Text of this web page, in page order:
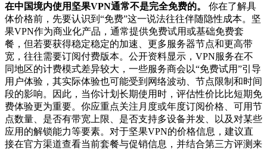
在中国境内使用坚果VPN通常不是完全免费的。
你在了解具
体价格前，先要认识到“免费”这一说法往往伴随隐性成本。坚
果VPN作为商业化产品，通常提供免费试用或基础免费套
餐，但若要获得稳定稳定的加速、更多服务器节点和更高带
宽，往往需要订阅付费版本。公开资料显示，VPN服务在不
同地区的计费模式差异较大，一些服务商会以“免费试用”引导
用户体验，其实际体验也可能受到网络波动、节点限制和时间
段的影响。因此，当你计划长期使用时，评估性价比比短期免
费体验更为重要。你应重点关注月度或年度订阅价格、可用节
点数量、是否有带宽上限、是否支持多设备并发、以及对某些
应用的解锁能力等要素。对于坚果VPN的价格信息，建议直
接在官方渠道查看当前套餐与促销信息，并结合第三方评测来